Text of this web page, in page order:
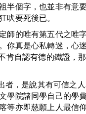
半個字，也並非有意
吠要死後已。
的唯有第五代之唯
你真是心私轉迷，心
肯自認有德的鐵證，
，是說其有可信之
學院諸同學自己的學
等亦即慈願上人最信